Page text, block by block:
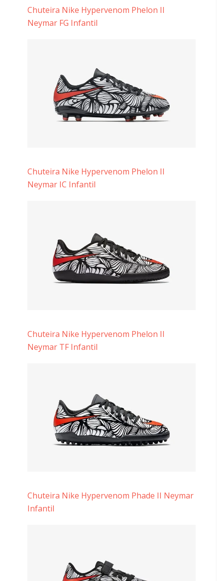
Chuteira Nike Hypervenom Phelon II
Neymar FG Infantil
Chuteira Nike Hypervenom Phelon II
Neymar IC Infantil
Chuteira Nike Hypervenom Phelon II
Neymar TF Infantil
Chuteira Nike Hypervenom Phade II Neymar
Infantil